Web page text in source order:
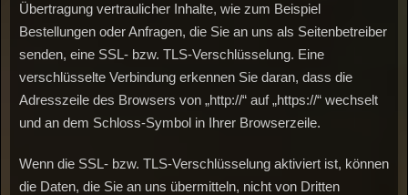
Übertragung vertraulicher Inhalte, wie zum Beispiel
Bestellungen oder Anfragen, die Sie an uns als Seitenbetreiber
senden, eine SSL- bzw. TLS-Verschlüsselung. Eine
verschlüsselte Verbindung erkennen Sie daran, dass die
Adresszeile des Browsers von „http://“ auf „https://“ wechselt
und an dem Schloss-Symbol in Ihrer Browserzeile.
Wenn die SSL- bzw. TLS-Verschlüsselung aktiviert ist, können
die Daten, die Sie an uns übermitteln, nicht von Dritten